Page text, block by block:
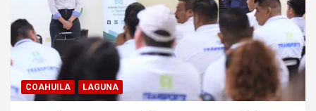
COAHUILA LAGUNA